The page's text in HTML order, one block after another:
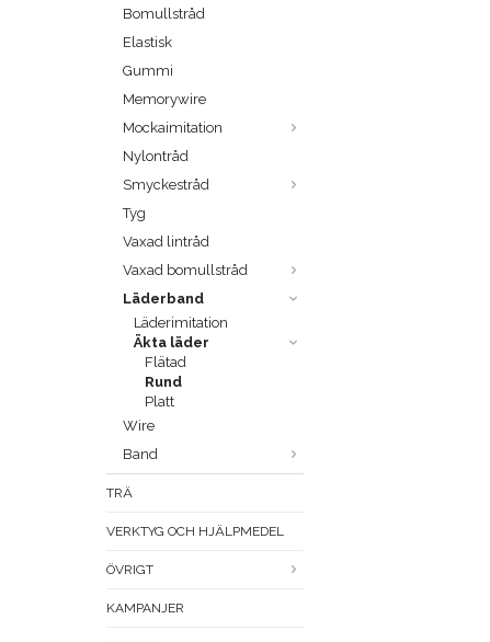
Bomullstråd
Elastisk
Gummi
Memorywire
Mockaimitation
Nylontråd
Smyckestråd
Tyg
Vaxad lintråd
Vaxad bomullstråd
Läderband
Läderimitation
Äkta läder
Flätad
Rund
Platt
Wire
Band
TRÄ
VERKTYG OCH HJÄLPMEDEL
ÖVRIGT
KAMPANJER